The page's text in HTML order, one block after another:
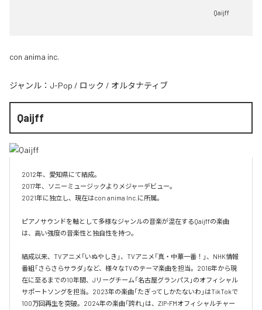
Qaijff
con anima inc.
ジャンル： J-Pop / ロック / オルタナティブ
Qaijff
2012年、愛知県にて結成。
2017年、ソニーミュージックよりメジャーデビュー。
2021年に独立し、現在はcon anima Inc.に所属。
ピアノサウンドを軸として多様なジャンルの音楽が混在するQaijffの楽曲
は、高い強度の音楽性と独自性を持つ。
結成以来、TVアニメ「いぬやしき」、TVアニメ「真・中華一番！」、NHK情報
番組「さらさらサラダ」など、様々なTVのテーマ楽曲を担当。2016年から現
在に至るまでの10年間、Jリーグチーム「名古屋グランパス」のオフィシャル
サポートソングを担当。2023年の楽曲「たぎってしかたないわ」はTikTokで
100万回再生を突破。2024年の楽曲「誇れ」は、ZIP-FMオフィシャルチャー